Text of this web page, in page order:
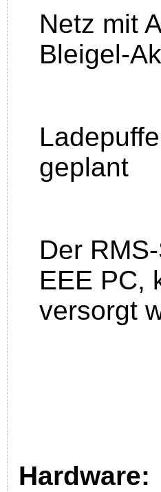
Netz mit
Bleigel-
geplant
Der
EEE PC,
versorgt
Hardware: